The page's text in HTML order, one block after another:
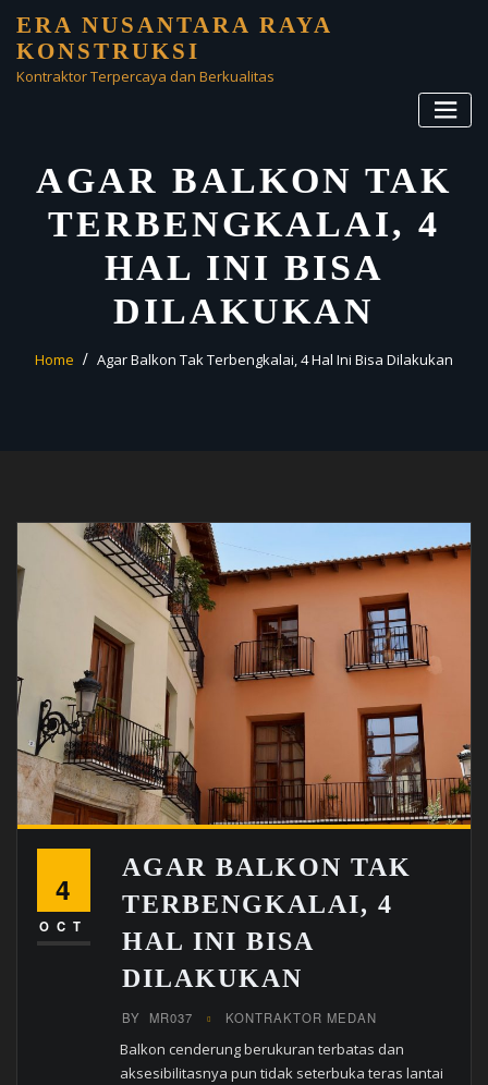
content
ERA NUSANTARA RAYA
KONSTRUKSI
Kontraktor Terpercaya dan Berkualitas
AGAR BALKON TAK
TERBENGKALAI, 4
HAL INI BISA
DILAKUKAN
Home Agar Balkon Tak Terbengkalai, 4 Hal Ini Bisa Dilakukan
4
OCT
AGAR BALKON TAK
TERBENGKALAI, 4
HAL INI BISA
DILAKUKAN
BY MR037 KONTRAKTOR MEDAN
Balkon cenderung berukuran terbatas dan
aksesibilitasnya pun tidak seterbuka teras lantai